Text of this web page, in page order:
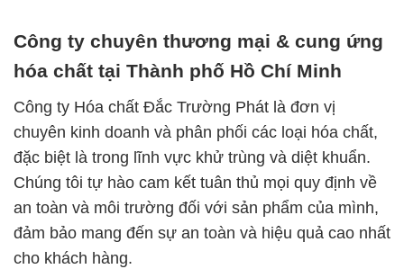
Công ty chuyên thương mại & cung ứng
hóa chất tại Thành phố Hồ Chí Minh
Công ty Hóa chất Đắc Trường Phát là đơn vị
chuyên kinh doanh và phân phối các loại hóa chất,
đặc biệt là trong lĩnh vực khử trùng và diệt khuẩn.
Chúng tôi tự hào cam kết tuân thủ mọi quy định về
an toàn và môi trường đối với sản phẩm của mình,
đảm bảo mang đến sự an toàn và hiệu quả cao nhất
cho khách hàng.